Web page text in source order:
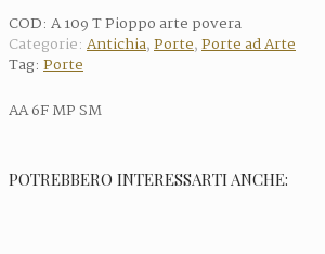
COD: A 109 T Pioppo arte povera
Categorie: Antichia,Porte,Porte ad Arte
Tag: Porte
AA 6F MP SM
POTREBBERO INTERESSARTI ANCHE: